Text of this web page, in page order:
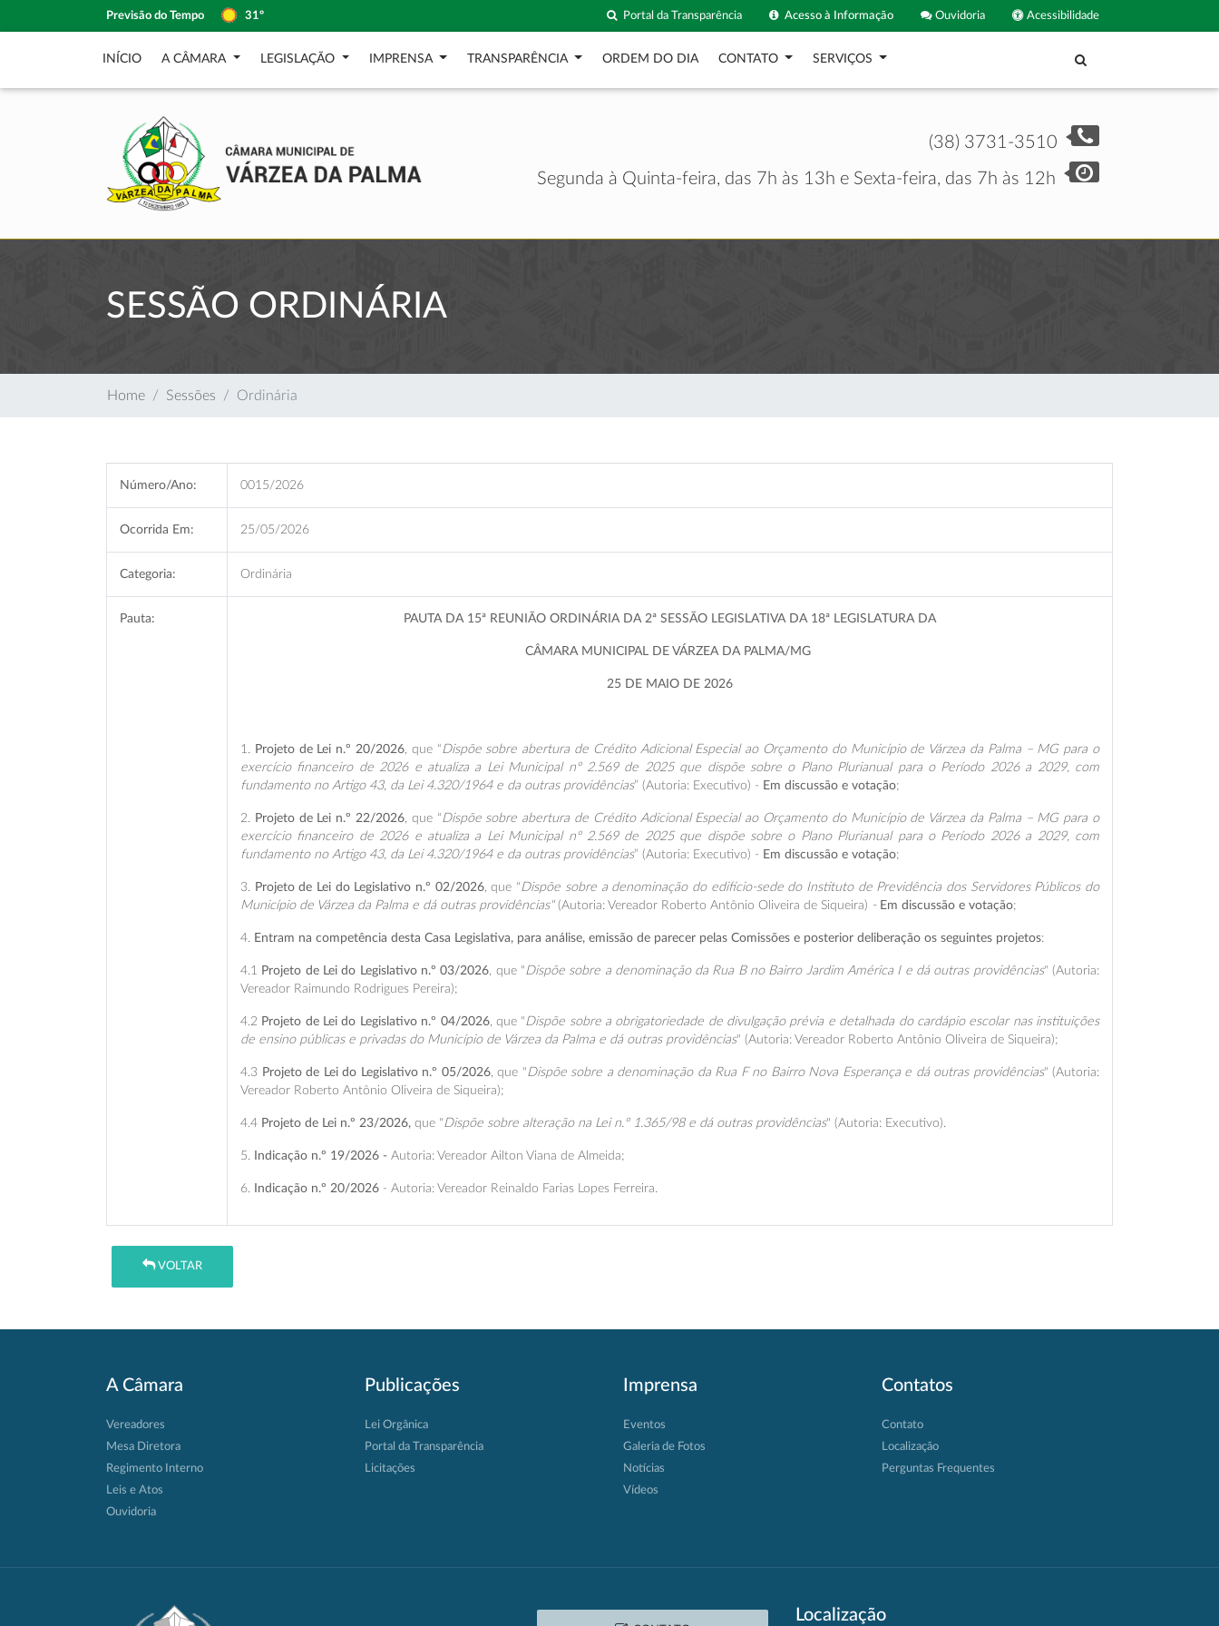
Previsão do Tempo 31º Acessibilidade
Ouvidoria
Acesso à Informação
Portal da Transparência
INÍCIO A CÂMARA LEGISLAÇÃO IMPRENSA TRANSPARÊNCIA ORDEM DO DIA CONTATO SERVIÇOS
(38) 3731-3510
Segunda à Quinta-feira, das 7h às 13h e Sexta-feira, das 7h às 12h
SESSÃO ORDINÁRIA
Home Sessões Ordinária
Número/Ano: 0015/2026
Ocorrida Em: 25/05/2026
Categoria: Ordinária
Pauta: PAUTA DA 15ª REUNIÃO ORDINÁRIA DA 2ª SESSÃO LEGISLATIVA DA 18ª LEGISLATURA DA
CÂMARA MUNICIPAL DE VÁRZEA DA PALMA/MG
25 DE MAIO DE 2026
1. Projeto de Lei n.º 20/2026, que “Dispõe sobre abertura de Crédito Adicional Especial ao Orçamento do Município de Várzea da Palma – MG para o
exercício financeiro de 2026 e atualiza a Lei Municipal nº 2.569 de 2025 que dispõe sobre o Plano Plurianual para o Período 2026 a 2029, com
fundamento no Artigo 43, da Lei 4.320/1964 e da outras providências” (Autoria: Executivo) - Em discussão e votação;
2. Projeto de Lei n.º 22/2026, que “Dispõe sobre abertura de Crédito Adicional Especial ao Orçamento do Município de Várzea da Palma – MG para o
exercício financeiro de 2026 e atualiza a Lei Municipal nº 2.569 de 2025 que dispõe sobre o Plano Plurianual para o Período 2026 a 2029, com
fundamento no Artigo 43, da Lei 4.320/1964 e da outras providências” (Autoria: Executivo) - Em discussão e votação;
3. Projeto de Lei do Legislativo n.º 02/2026, que "Dispõe sobre a denominação do edifício-sede do Instituto de Previdência dos Servidores Públicos do
Município de Várzea da Palma e dá outras providências"(Autoria: Vereador Roberto Antônio Oliveira de Siqueira) - Em discussão e votação;
4. Entram na competência desta Casa Legislativa, para análise, emissão de parecer pelas Comissões e posterior deliberação os seguintes projetos:
4.1 Projeto de Lei do Legislativo n.º 03/2026, que "Dispõe sobre a denominação da Rua B no Bairro Jardim América I e dá outras providências" (Autoria:
Vereador Raimundo Rodrigues Pereira);
4.2 Projeto de Lei do Legislativo n.º 04/2026, que "Dispõe sobre a obrigatoriedade de divulgação prévia e detalhada do cardápio escolar nas instituições
de ensino públicas e privadas do Município de Várzea da Palma e dá outras providências" (Autoria: Vereador Roberto Antônio Oliveira de Siqueira);
4.3 Projeto de Lei do Legislativo n.º 05/2026, que "Dispõe sobre a denominação da Rua F no Bairro Nova Esperança e dá outras providências" (Autoria:
Vereador Roberto Antônio Oliveira de Siqueira);
4.4 Projeto de Lei n.º 23/2026, que "Dispõe sobre alteração na Lei n.º 1.365/98 e dá outras providências" (Autoria: Executivo).
5. Indicação n.º 19/2026 - Autoria: Vereador Ailton Viana de Almeida;
6. Indicação n.º 20/2026 - Autoria: Vereador Reinaldo Farias Lopes Ferreira.
VOLTAR
A Câmara
Vereadores
Mesa Diretora
Regimento Interno
Leis e Atos
Ouvidoria
Publicações
Lei Orgânica
Portal da Transparência
Licitações
Imprensa
Eventos
Galeria de Fotos
Notícias
Vídeos
Contatos
Contato
Localização
Perguntas Frequentes
Localização